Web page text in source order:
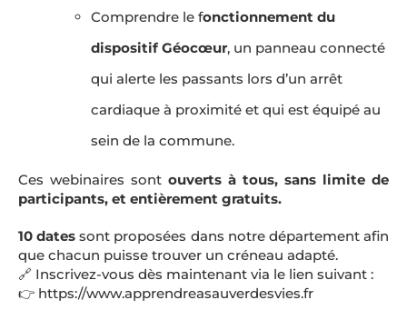
Comprendre le fonctionnement du
dispositif Géocœur, un panneau connecté
qui alerte les passants lors d’un arrêt
cardiaque à proximité et qui est équipé au
sein de la commune.
Ces webinaires sont ouverts à tous, sans limite de
participants, et entièrement gratuits.
10 dates sont proposées dans notre département afin
que chacun puisse trouver un créneau adapté.
🔗 Inscrivez-vous dès maintenant via le lien suivant :
👉 https://www.apprendreasauverdesvies.fr